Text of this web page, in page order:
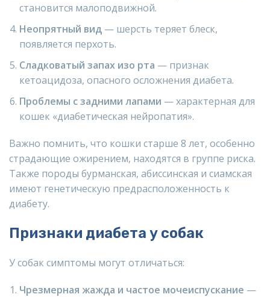
становится малоподвижной.
Неопрятный вид — шерсть теряет блеск,
появляется перхоть.
Сладковатый запах изо рта — признак
кетоацидоза, опасного осложнения диабета.
Проблемы с задними лапами — характерная для
кошек «диабетическая нейропатия».
Важно помнить, что кошки старше 8 лет, особенно
страдающие ожирением, находятся в группе риска.
Также породы бурманская, абиссинская и сиамская
имеют генетическую предрасположенность к
диабету.
Признаки диабета у собак
У собак симптомы могут отличаться:
Чрезмерная жажда и частое мочеиспускание —